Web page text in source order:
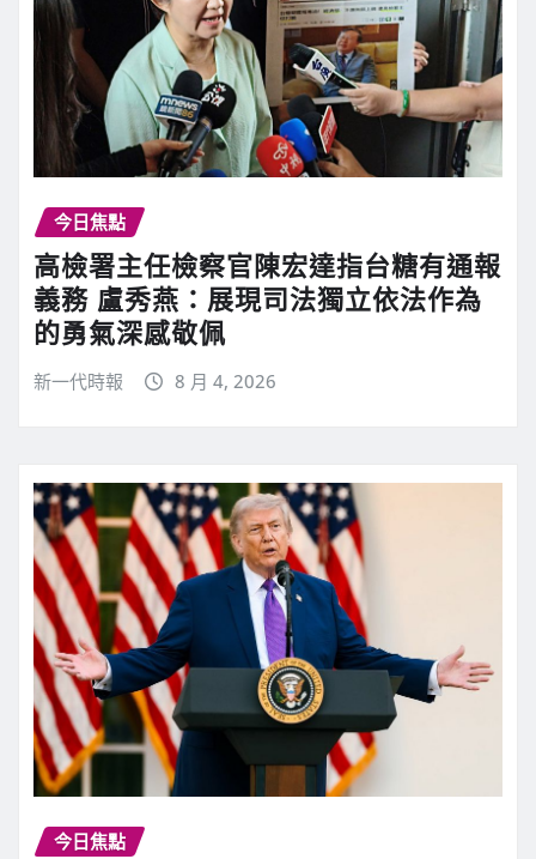
今日焦點
高檢署主任檢察官陳宏達指台糖有通報
義務 盧秀燕：展現司法獨立依法作為
的勇氣深感敬佩
新一代時報 8 月 4, 2026
今日焦點